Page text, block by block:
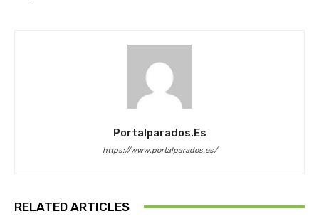
Portalparados.es
https://www.portalparados.es/
RELATED ARTICLES